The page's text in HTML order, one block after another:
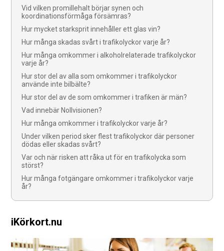
Vid vilken promillehalt börjar synen och
koordinationsförmåga försämras?
Hur mycket starksprit innehåller ett glas vin?
Hur många skadas svårt i trafikolyckor varje år?
Hur många omkommer i alkoholrelaterade trafikolyckor
varje år?
Hur stor del av alla som omkommer i trafikolyckor
använde inte bilbälte?
Hur stor del av de som omkommer i trafiken är män?
Vad innebär Nollvisionen?
Hur många omkommer i trafikolyckor varje år?
Under vilken period sker flest trafikolyckor där personer
dödas eller skadas svårt?
Var och när risken att råka ut för en trafikolycka som
störst?
Hur många fotgängare omkommer i trafikolyckor varje
år?
iKörkort.nu